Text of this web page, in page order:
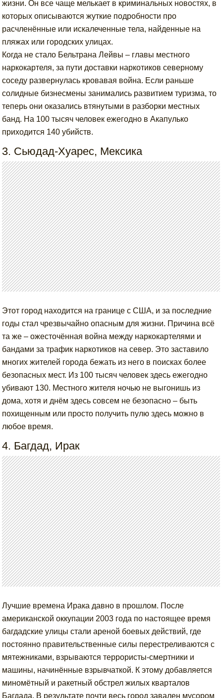
жизни. Он все чаще мелькает в криминальных новостях, в
которых описываются жуткие подробности про
расчленённые или искалеченные тела, найденные на
пляжах или городских улицах.
Когда не стало Бельтрана Лейвы – главы местного
наркокартеля, за пути доставки наркотиков северному
соседу развернулась кровавая война. Если раньше
солидные бизнесмены занимались развитием туризма, то
теперь они оказались втянутыми в разборки местных
банд. На 100 тысяч человек ежегодно в Акапулько
приходится 140 убийств.
3. Сьюдад-Хуарес, Мексика
Этот город находится на границе с США, и за последние
годы стал чрезвычайно опасным для жизни. Причина всё
та же – ожесточённая война между наркокартелями и
бандами за трафик наркотиков на север. Это заставило
многих жителей города бежать из него в поисках более
безопасных мест. Из 100 тысяч человек здесь ежегодно
убивают 130. Местного жителя ночью не выгонишь из
дома, хотя и днём здесь совсем не безопасно – быть
похищенным или просто получить пулю здесь можно в
любое время.
4. Багдад, Ирак
Лучшие времена Ирака давно в прошлом. После
американской оккупации 2003 года по настоящее время
багдадские улицы стали ареной боевых действий, где
постоянно правительственные силы перестреливаются с
мятежниками, взрываются террористы-смертники и
машины, начинённые взрывчаткой. К этому добавляется
миномётный и ракетный обстрел жилых кварталов
Багдада. В результате почти весь город завален мусором